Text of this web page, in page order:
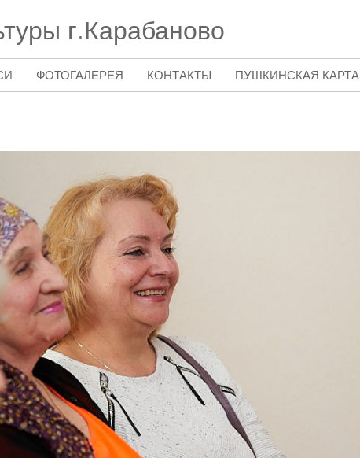
г.Карабаново
ФОТОГАЛЕРЕЯ КОНТАКТЫ ПУШКИНСКАЯ КАРТА